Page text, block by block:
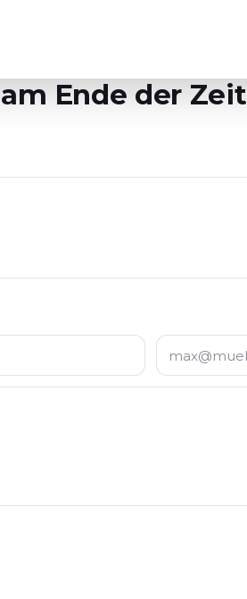
Ende der Zeit
E-Mail: *